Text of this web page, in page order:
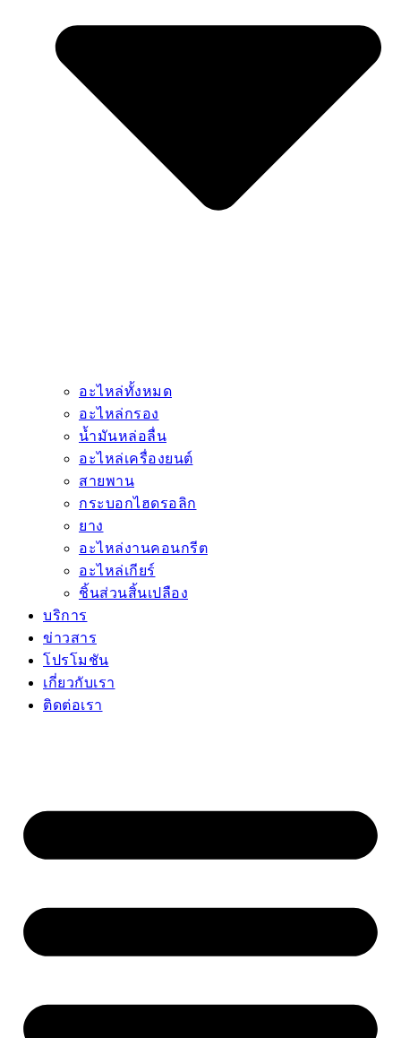
อะไหล่ทั้งหมด
อะไหล่กรอง
น้ำมันหล่อลื่น
อะไหล่เครื่องยนต์
สายพาน
กระบอกไฮดรอลิก
ยาง
อะไหล่งานคอนกรีต
อะไหล่เกียร์
ชิ้นส่วนสิ้นเปลือง
บริการ
ข่าวสาร
โปรโมชัน
เกี่ยวกับเรา
ติดต่อเรา